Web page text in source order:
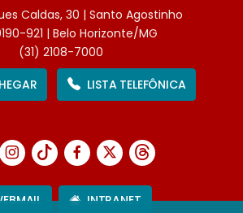
Caldas, 30 | Santo Agostinho
921 | Belo Horizonte/MG
(31) 2108-7000
LISTA TELEFÔNICA
INTRANET